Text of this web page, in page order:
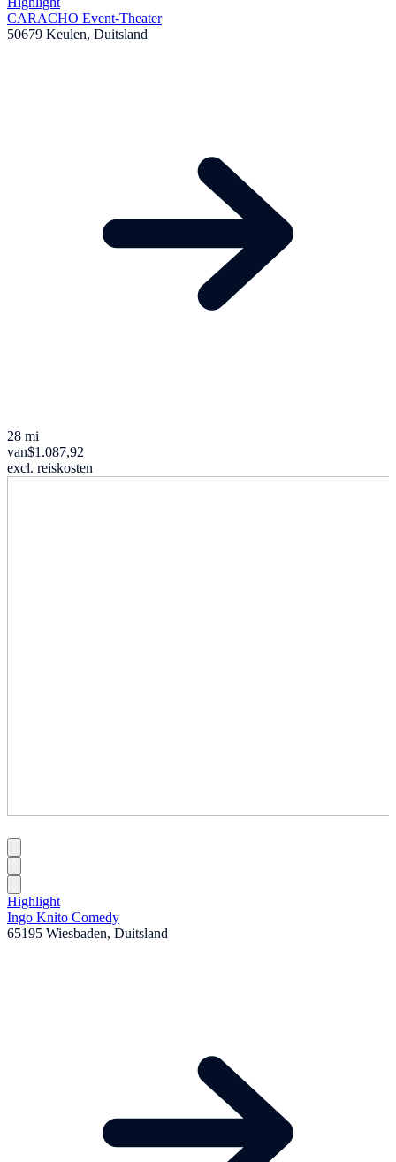
CARACHO Event-Theater
50679 Keulen, Duitsland
28 mi
van$1.087,92
excl. reiskosten
Highlight
Ingo Knito Comedy
65195 Wiesbaden, Duitsland